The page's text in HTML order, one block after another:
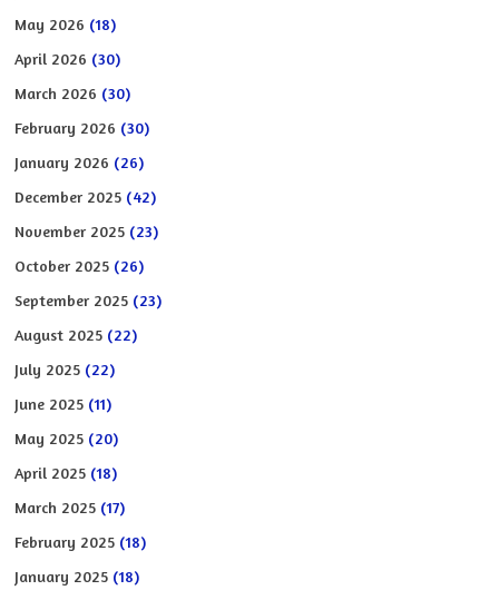
May 2026 (18)
April 2026 (30)
March 2026 (30)
February 2026 (30)
January 2026 (26)
December 2025 (42)
November 2025 (23)
October 2025 (26)
September 2025 (23)
August 2025 (22)
July 2025 (22)
June 2025 (11)
May 2025 (20)
April 2025 (18)
March 2025 (17)
February 2025 (18)
January 2025 (18)